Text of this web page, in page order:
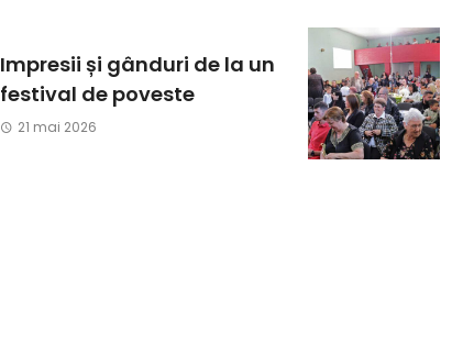
Impresii și gânduri de la un
festival de poveste
21 mai 2026